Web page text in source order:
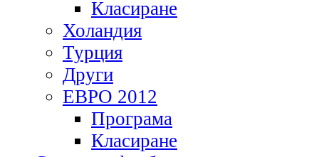
Класиране
Холандия
Турция
Други
ЕВРО 2012
Програма
Класиране